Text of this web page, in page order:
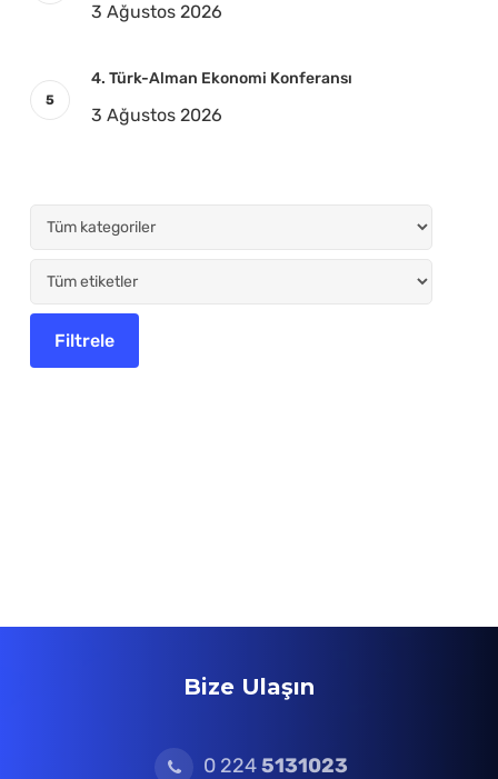
3 Ağustos 2026
4. Türk-Alman Ekonomi Konferansı
3 Ağustos 2026
Bize Ulaşın
0 2245131023